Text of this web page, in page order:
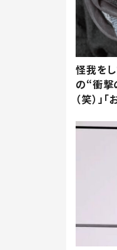
怪我を
の“衝
（笑）」